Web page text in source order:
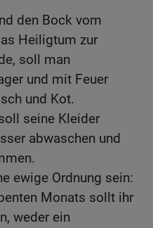
den Bock vom
Heiligtum zur
soll man
und mit Feuer
und Kot.
seine Kleider
abwaschen und
ewige Ordnung sein:
Monats sollt ihr
weder ein